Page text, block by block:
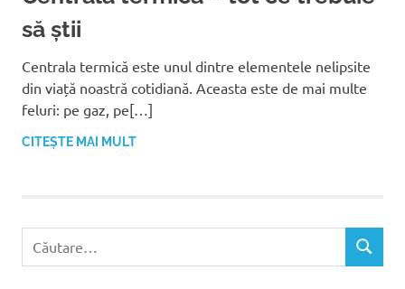
să știi
Centrala termică este unul dintre elementele nelipsite
din viață noastră cotidiană. Aceasta este de mai multe
feluri: pe gaz, pe[…]
CITEȘTE MAI MULT
C